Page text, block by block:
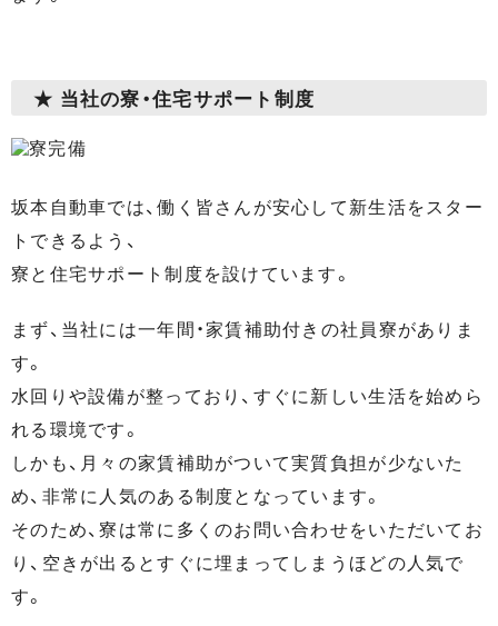
★ 当社の寮・住宅サポート制度
坂本自動車では、働く皆さんが安心して新生活をスター
トできるよう、
寮と住宅サポート制度を設けています。
まず、当社には一年間・家賃補助付きの社員寮がありま
す。
水回りや設備が整っており、すぐに新しい生活を始めら
れる環境です。
しかも、月々の家賃補助がついて実質負担が少ないた
め、非常に人気のある制度となっています。
そのため、寮は常に多くのお問い合わせをいただいてお
り、空きが出るとすぐに埋まってしまうほどの人気で
す。